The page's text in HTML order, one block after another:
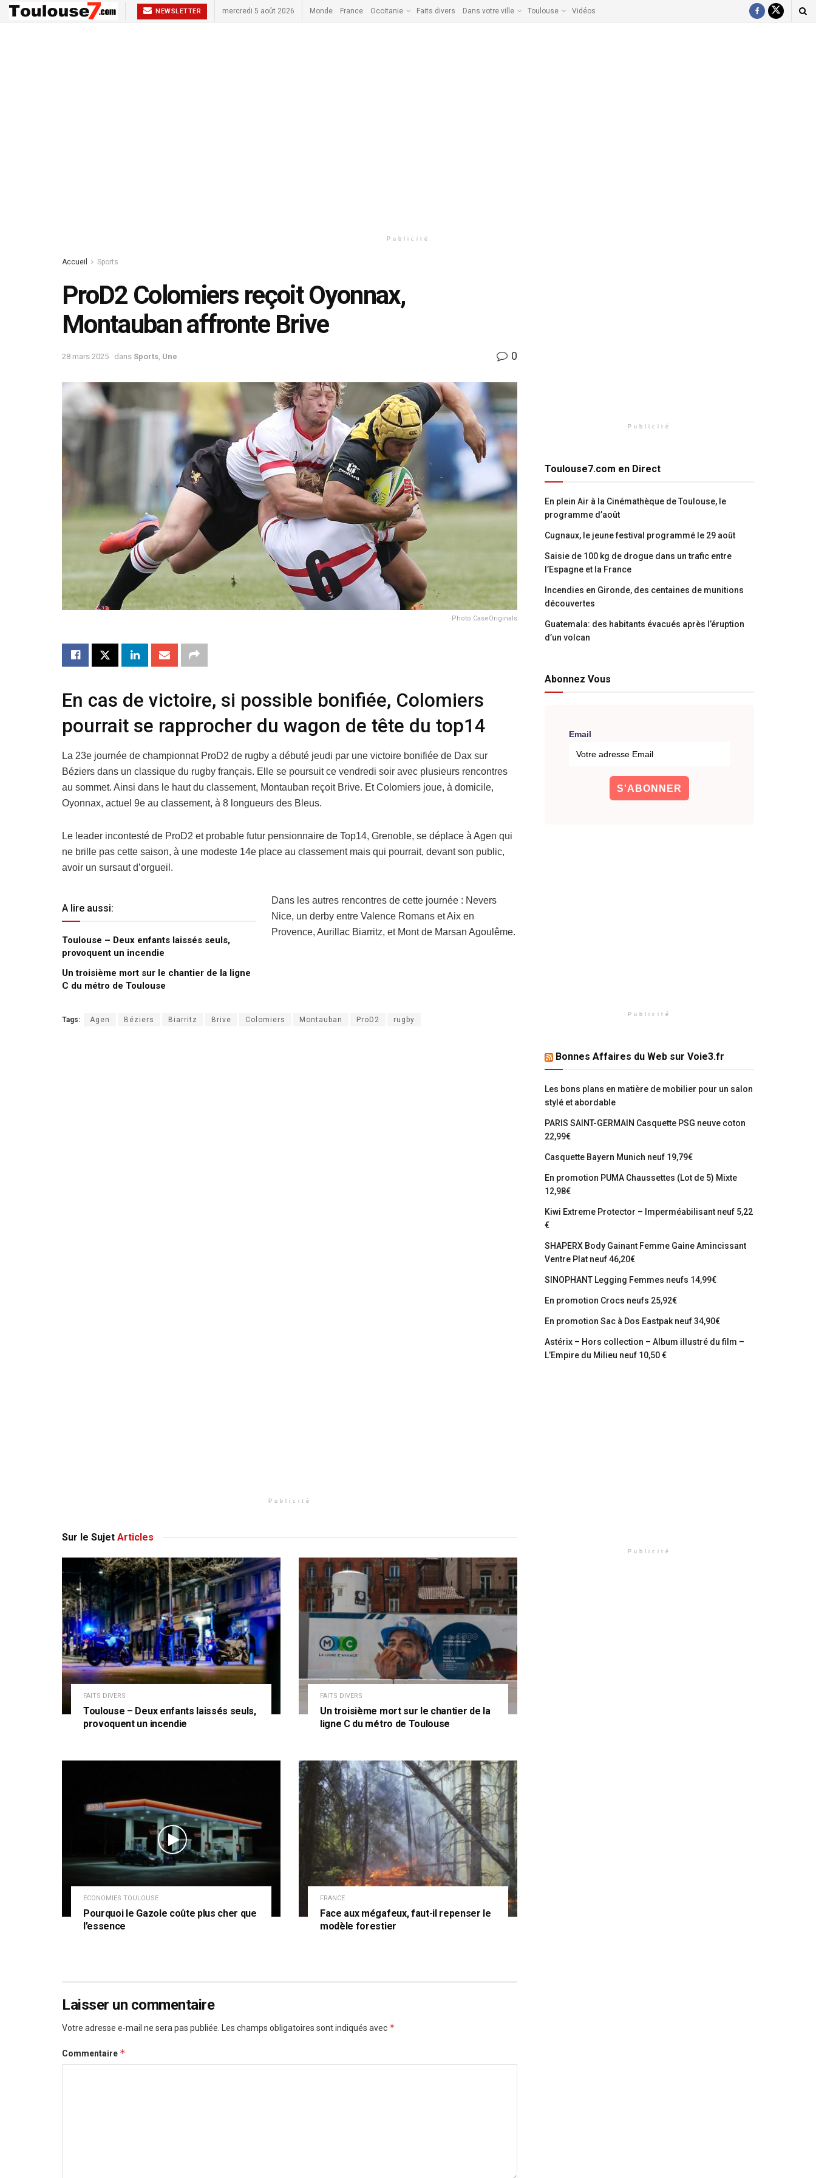
NEWSLETTER mercredi 5 août 2026 Monde France Occitanie Faits divers Dans votre ville Toulouse Vidéos
Publicité
Accueil Sports
ProD2 Colomiers reçoit Oyonnax,
Montauban affronte Brive
28 mars 2025 dans Sports Une 0
Photo CaseOriginals
En cas de victoire, si possible bonifiée, Colomiers
pourrait se rapprocher du wagon de tête du top14
La 23e journée de championnat ProD2 de rugby a débuté jeudi par une victoire bonifiée de Dax sur
Béziers dans un classique du rugby français. Elle se poursuit ce vendredi soir avec plusieurs rencontres
au sommet. Ainsi dans le haut du classement, Montauban reçoit Brive. Et Colomiers joue, à domicile,
Oyonnax, actuel 9e au classement, à 8 longueurs des Bleus.
Le leader incontesté de ProD2 et probable futur pensionnaire de Top14, Grenoble, se déplace à Agen qui
ne brille pas cette saison, à une modeste 14e place au classement mais qui pourrait, devant son public,
avoir un sursaut d’orgueil.
A lire aussi:
Toulouse – Deux enfants laissés seuls,
provoquent un incendie
Un troisième mort sur le chantier de la ligne
C du métro de Toulouse
Dans les autres rencontres de cette journée : Nevers
Nice, un derby entre Valence Romans et Aix en
Provence, Aurillac Biarritz, et Mont de Marsan Agoulême.
Tags: Agen Béziers Biarritz Brive Colomiers Montauban ProD2 rugby
Publicité
Sur le Sujet Articles
FAITS DIVERS
Toulouse – Deux enfants laissés seuls,
provoquent un incendie
FAITS DIVERS
Un troisième mort sur le chantier de la
ligne C du métro de Toulouse
ECONOMIES TOULOUSE
Pourquoi le Gazole coûte plus cher que
l’essence
FRANCE
Face aux mégafeux, faut-il repenser le
modèle forestier
Laisser un commentaire
Votre adresse e-mail ne sera pas publiée. Les champs obligatoires sont indiqués avec *
Commentaire *
Publicité
Toulouse7.com en Direct
En plein Air à la Cinémathèque de Toulouse, le
programme d’août
Cugnaux, le jeune festival programmé le 29 août
Saisie de 100 kg de drogue dans un trafic entre
l’Espagne et la France
Incendies en Gironde, des centaines de munitions
découvertes
Guatemala: des habitants évacués après l’éruption
d’un volcan
Abonnez Vous
Email
Publicité
Bonnes Affaires du Web sur Voie3.fr
Les bons plans en matière de mobilier pour un salon
stylé et abordable
PARIS SAINT-GERMAIN Casquette PSG neuve coton
22,99€
Casquette Bayern Munich neuf 19,79€
En promotion PUMA Chaussettes (Lot de 5) Mixte
12,98€
Kiwi Extreme Protector – Imperméabilisant neuf 5,22
€
SHAPERX Body Gainant Femme Gaine Amincissant
Ventre Plat neuf 46,20€
SINOPHANT Legging Femmes neufs 14,99€
En promotion Crocs neufs 25,92€
En promotion Sac à Dos Eastpak neuf 34,90€
Astérix – Hors collection – Album illustré du film –
L’Empire du Milieu neuf 10,50 €
Publicité